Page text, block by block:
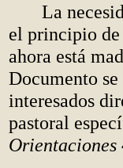
La
el principio de
ahora está
Documento
interesados
pastoral
Orientaciones